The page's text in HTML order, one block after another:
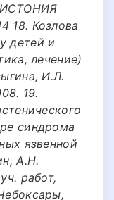
18. Козлова
детей и
лечение)
И.Л.
19.
синдрома
язвенной
А.Н.
работ,